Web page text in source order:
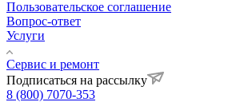
Пользовательское соглашение
Вопрос-ответ
Услуги
Сервис и ремонт
Подписаться на рассылку
8 (800) 7070-353